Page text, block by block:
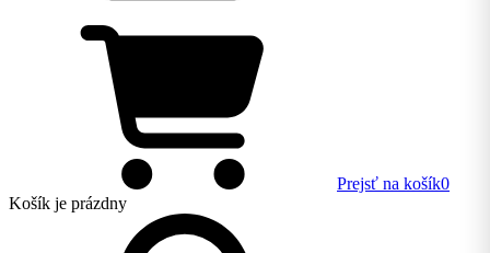
Prejsť na košík0
Košík je prázdny